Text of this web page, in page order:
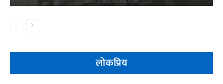
लोकप्रिय